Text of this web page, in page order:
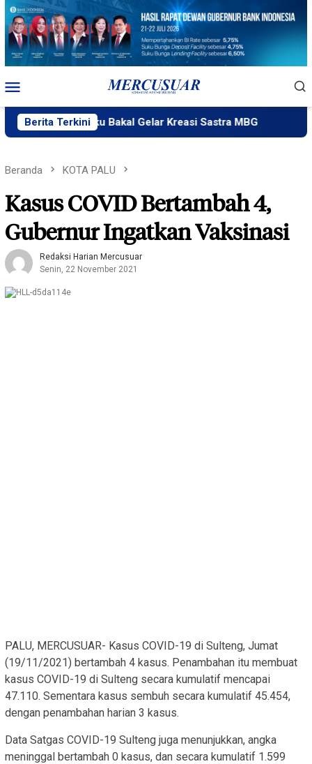
Loncat
konten
Mobile
Berita Terkini
Ngataku Bakal Gelar Kreasi Sastra MBG
Beranda KOTA PALU
Kasus COVID Bertambah 4,
Gubernur Ingatkan Vaksinasi
Redaksi Harian Mercusuar
Senin, 22 November 2021
PALU, MERCUSUAR- Kasus COVID-19 di Sulteng, Jumat
(19/11/2021) bertambah 4 kasus. Penambahan itu membuat
kasus COVID-19 di Sulteng secara kumulatif mencapai
47.110. Sementara kasus sembuh secara kumulatif 45.454,
dengan penambahan harian 3 kasus.
Data Satgas COVID-19 Sulteng juga menunjukkan, angka
meninggal bertambah 0 kasus, dan secara kumulatif 1.599